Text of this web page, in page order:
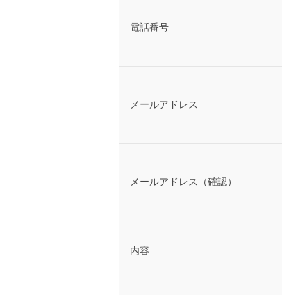
電話番号
メールアドレス
メールアドレス（確認）
内容